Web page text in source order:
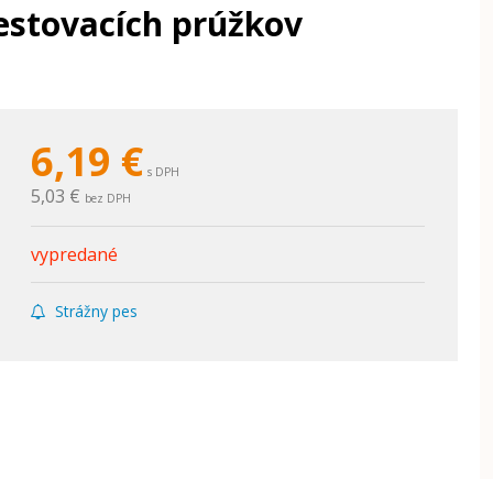
prúžkov
6,19 € s DPH
5,03 € bez DPH
vypredané
Strážny pes